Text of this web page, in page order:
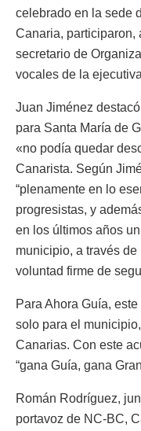
celebrado en la sede
Canaria, participaron,
secretario de
vocales de la
Juan Jiménez
para Santa María de
«no podía quedar
Canarista. Según
“plenamente en lo
progresistas, y
en los últimos años
municipio, a través
voluntad firme de
Para Ahora Guía,
solo para el
Canarias. Con este
“gana Guía, gana
Román Rodríguez,
portavoz de NC-BC,